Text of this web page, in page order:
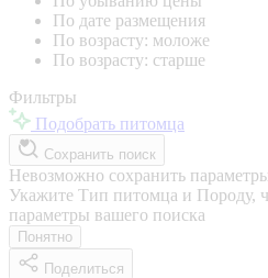
По дате размещения
По возрасту: моложе
По возрасту: старше
Фильтры
Подобрать питомца
Сохранить поиск
Невозможно сохранить
Укажите Тип питомца и Породу,
параметры вашего поиска
Понятно
Поделиться